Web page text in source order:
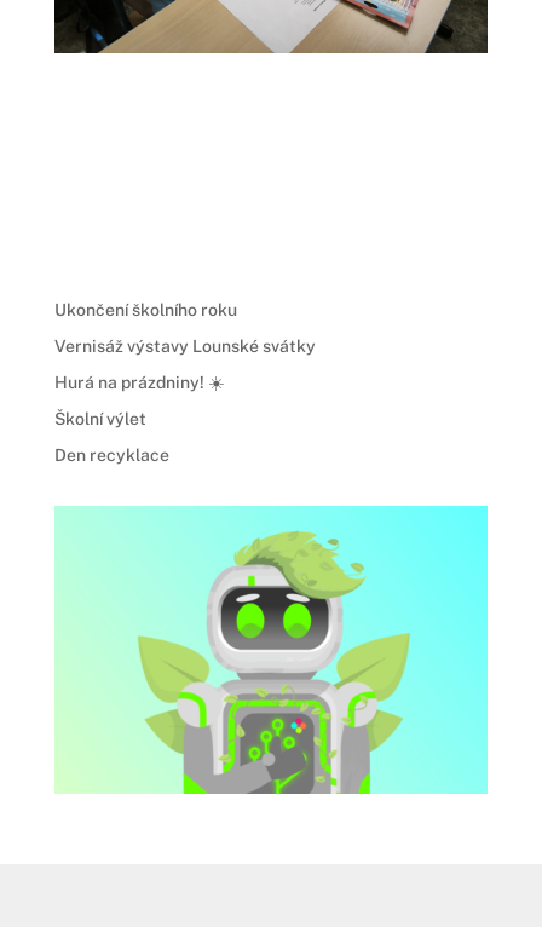
Ukončení školního roku
Vernisáž výstavy Lounské svátky
Hurá na prázdniny! ☀️
Školní výlet
Den recyklace